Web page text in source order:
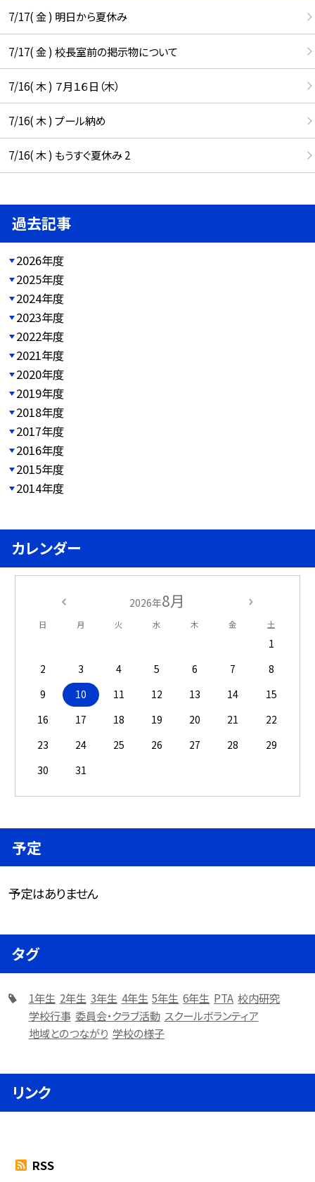
7/17( 金 ) 明日から夏休み
7/17( 金 ) 校長室前の掲示物について
7/16( 木 ) ７月１６日（木）
7/16( 木 ) プール納め
7/16( 木 ) もうすぐ夏休み 2
過去記事
2026年度
2025年度
2024年度
2023年度
2022年度
2021年度
2020年度
2019年度
2018年度
2017年度
2016年度
2015年度
2014年度
カレンダー
2026年8月
日 月 火 水 木 金 土
1
2
3 4 5 6 7
8
9
10 11 12 13 14
15
16
17 18 19 20 21
22
23
24 25 26 27 28
29
30
31
予定
予定はありません
タグ
1年生 2年生 3年生 4年生 5年生 6年生 PTA 校内研究
学校行事 委員会・クラブ活動 スクールボランティア
地域とのつながり 学校の様子
リンク
RSS